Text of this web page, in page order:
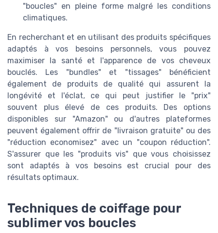
"boucles" en pleine forme malgré les conditions
climatiques.
En recherchant et en utilisant des produits spécifiques
adaptés à vos besoins personnels, vous pouvez
maximiser la santé et l'apparence de vos cheveux
bouclés. Les "bundles" et "tissages" bénéficient
également de produits de qualité qui assurent la
longévité et l'éclat, ce qui peut justifier le "prix"
souvent plus élevé de ces produits. Des options
disponibles sur "Amazon" ou d'autres plateformes
peuvent également offrir de "livraison gratuite" ou des
"réduction economisez" avec un "coupon réduction".
S'assurer que les "produits vis" que vous choisissez
sont adaptés à vos besoins est crucial pour des
résultats optimaux.
Techniques de coiffage pour
sublimer vos boucles